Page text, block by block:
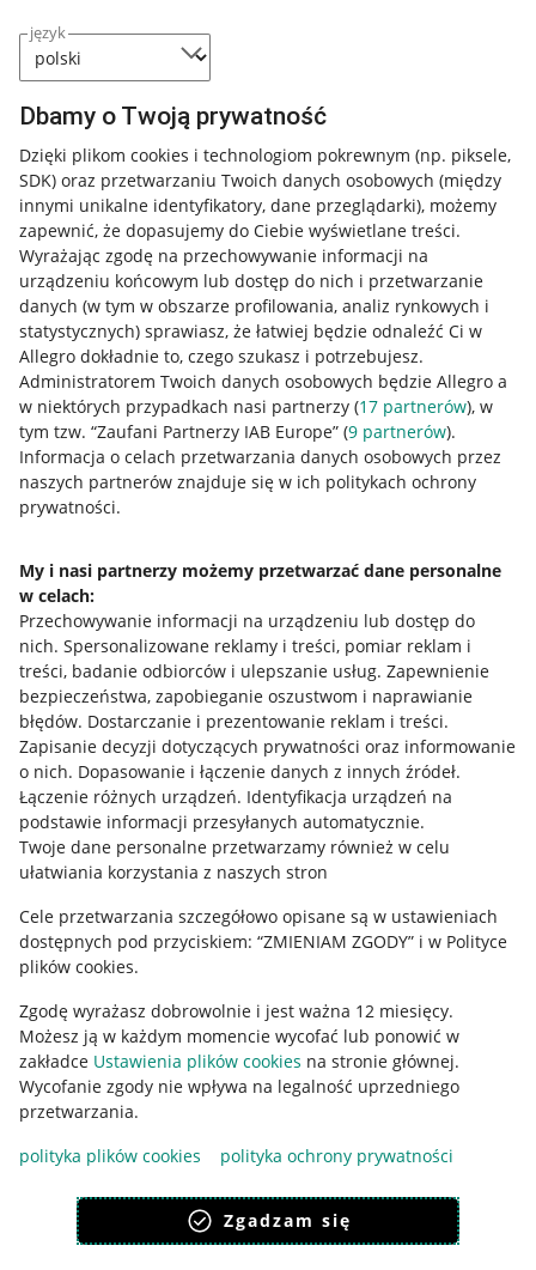
język
Dbamy o Twoją prywatność
Dzięki plikom cookies i technologiom pokrewnym (np. piksele,
SDK) oraz przetwarzaniu Twoich danych osobowych (między
innymi unikalne identyfikatory, dane przeglądarki), możemy
zapewnić, że dopasujemy do Ciebie wyświetlane treści.
Wyrażając zgodę na przechowywanie informacji na
urządzeniu końcowym lub dostęp do nich i przetwarzanie
danych (w tym w obszarze profilowania, analiz rynkowych i
statystycznych) sprawiasz, że łatwiej będzie odnaleźć Ci w
Allegro dokładnie to, czego szukasz i potrzebujesz.
Administratorem Twoich danych osobowych będzie Allegro a
w niektórych przypadkach nasi partnerzy (17 partnerów), w
tym tzw. “Zaufani Partnerzy IAB Europe” (9 partnerów).
Informacja o celach przetwarzania danych osobowych przez
naszych partnerów znajduje się w ich politykach ochrony
prywatności.
My i nasi partnerzy możemy przetwarzać dane personalne
w celach:
Przechowywanie informacji na urządzeniu lub dostęp do
nich. Spersonalizowane reklamy i treści, pomiar reklam i
treści, badanie odbiorców i ulepszanie usług. Zapewnienie
bezpieczeństwa, zapobieganie oszustwom i naprawianie
błędów. Dostarczanie i prezentowanie reklam i treści.
Zapisanie decyzji dotyczących prywatności oraz informowanie
o nich. Dopasowanie i łączenie danych z innych źródeł.
Łączenie różnych urządzeń. Identyfikacja urządzeń na
podstawie informacji przesyłanych automatycznie.
Twoje dane personalne przetwarzamy również w celu
ułatwiania korzystania z naszych stron
Cele przetwarzania szczegółowo opisane są w ustawieniach
dostępnych pod przyciskiem: “ZMIENIAM ZGODY” i w Polityce
plików cookies.
Zgodę wyrażasz dobrowolnie i jest ważna 12 miesięcy.
Możesz ją w każdym momencie wycofać lub ponowić w
zakładce Ustawienia plików cookies na stronie głównej.
Wycofanie zgody nie wpływa na legalność uprzedniego
przetwarzania.
polityka plików cookies
polityka ochrony prywatności
Zgadzam się
Przydatne informacje
Jak to działa
Allegro Gadane dla sprzedających
Allegro Gadane dla kupujących
Mapa miejscowości
Informacje prawne
Regulamin
Polityka plików "cookies"
Ustawienia plików "cookies"
Udostępnianie lokalizacji
Informacje dla Aktu o Usługach Cyfrowych
Pobierz aplikację